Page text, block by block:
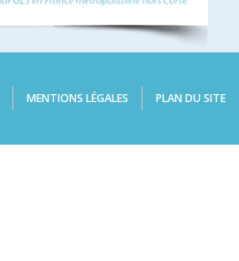
MENTIONS LÉGALES PLAN DU SITE